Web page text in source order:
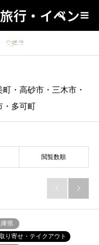
行・イベン
索サイト！
検索
北播磨
・高砂市・三木市・
・多可町
閲覧数順
 
県
り寄せ・テイクアウト